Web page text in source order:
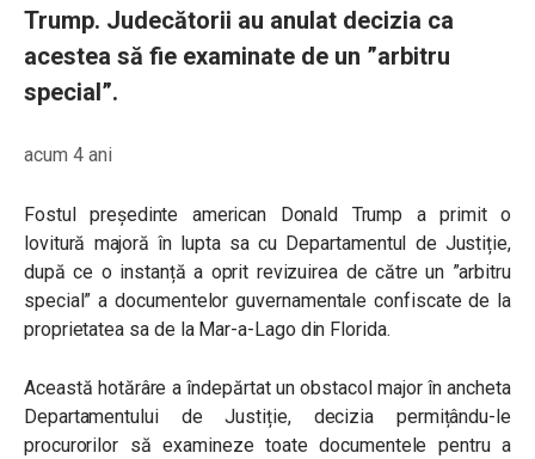
Trump. Judecătorii au anulat decizia ca
acestea să fie examinate de un ”arbitru
special”.
acum 4 ani
Fostul președinte american Donald Trump a primit o
lovitură majoră în lupta sa cu Departamentul de Justiție,
după ce o instanță a oprit revizuirea de către un ”arbitru
special” a documentelor guvernamentale confiscate de la
proprietatea sa de la Mar-a-Lago din Florida.
Această hotărâre a îndepărtat un obstacol major în ancheta
Departamentului de Justiție, decizia permițându-le
procurorilor să examineze toate documentele pentru a